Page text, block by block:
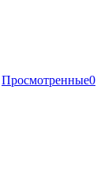
Просмотренные0